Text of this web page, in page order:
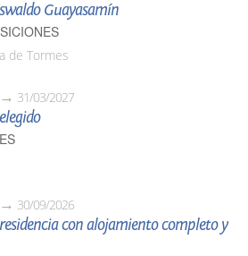
Guayasamín
de Tormes
31/03/2027
30/09/2026
residencia con alojamiento completo y